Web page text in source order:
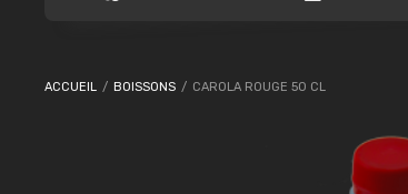
ACCUEIL / BOISSONS / CAROLA ROUGE 50 CL